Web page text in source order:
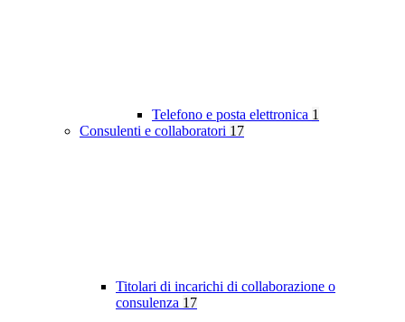
Telefono e posta elettronica 1
Consulenti e collaboratori 17
Titolari di incarichi di collaborazione o
consulenza 17